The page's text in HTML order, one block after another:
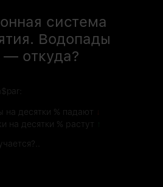
система
Водопады
откуда?
на десятки % падают
на десятки % растут